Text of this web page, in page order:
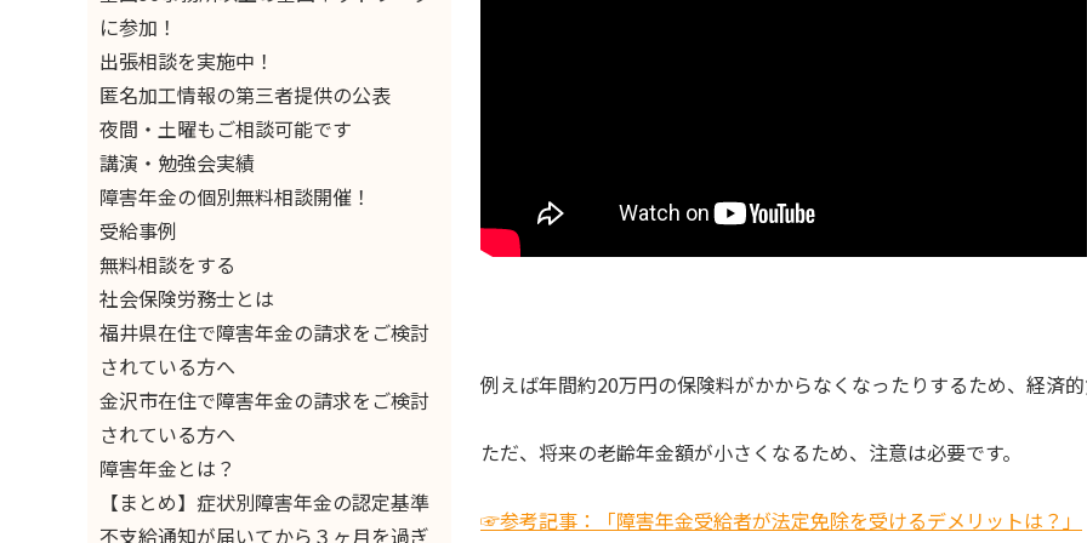
例えば年間約20万円の保険料がかからなくなったりするため、経済的
ただ、将来の老齢年金額が小さくなるため、注意は必要です。
☞参考記事：「障害年金受給者が法定免除を受けるデメリットは？」
に参加！
出張相談を実施中！
匿名加工情報の第三者提供の公表
夜間・土曜もご相談可能です
講演・勉強会実績
障害年金の個別無料相談開催！
受給事例
無料相談をする
社会保険労務士とは
福井県在住で障害年金の請求をご検討
されている方へ
金沢市在住で障害年金の請求をご検討
されている方へ
障害年金とは？
【まとめ】症状別障害年金の認定基準
不支給通知が届いてから３ヶ月を過ぎ